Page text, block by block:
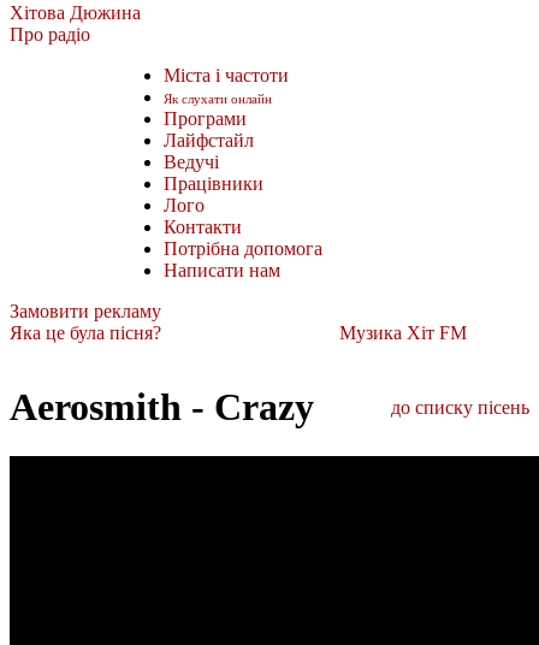
Хітова Дюжина
Про радіо
Міста і частоти
Як слухати онлайн
Програми
Лайфстайл
Ведучі
Працівники
Лого
Контакти
Потрібна допомога
Написати нам
Замовити рекламу
Яка це була пісня?
Музика Хіт FM
Aerosmith - Crazy до списку пісень